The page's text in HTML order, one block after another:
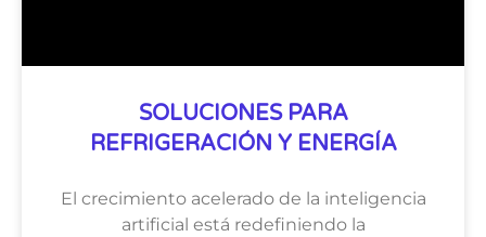
SOLUCIONES PARA
REFRIGERACIÓN Y ENERGÍA
El crecimiento acelerado de la inteligencia
artificial está redefiniendo la